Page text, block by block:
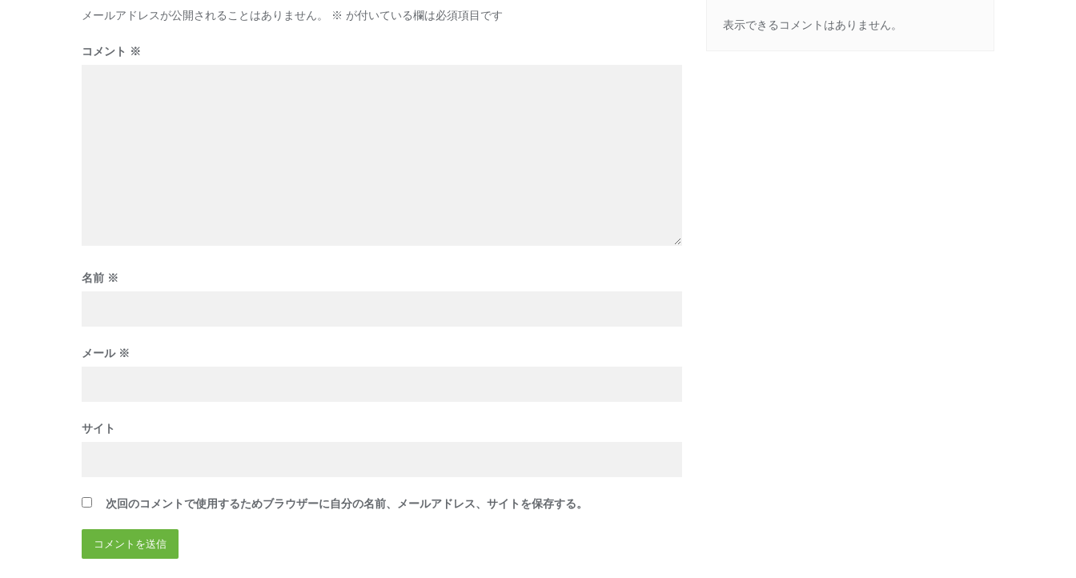
メールアドレスが公開されることはありません。 ※ が付いている欄は必須項目です
コメント ※
名前 ※
メール ※
サイト
次回のコメントで使用するためブラウザーに自分の名前、メールアドレス、サイトを保存する。
表示できるコメントはありません。